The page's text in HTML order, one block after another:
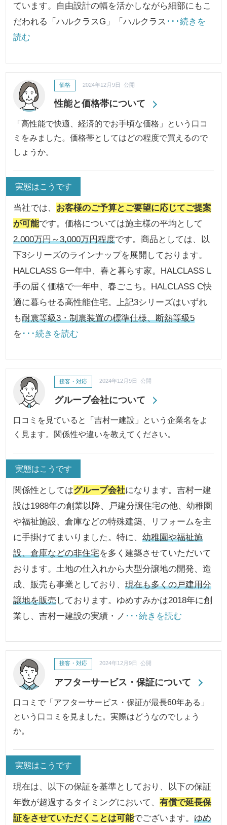
ています。自由設計の幅を活かしながら細部にもこ
だわれる「ハルクラスG」「ハルクラス ･･･続きを
読む
性能と価格帯について
価格 2024年12月9日 公開
「高性能で快適、経済的でお手頃な価格」という口コ
ミをみました。価格帯としてはどの程度で買えるので
しょうか。
実態はこうです
当社では、 お客様のご予算とご要望に応じてご提案
が可能です。価格については施主様の平均として
2,000万円～3,000万円程度です。商品としては、以
下3シリーズのラインナップを展開しております。
HALCLASS G一年中、春と暮らす家。HALCLASS L
手の届く価格で一年中、春ごこち。HALCLASS C快
適に暮らせる高性能住宅。上記3シリーズはいずれ
も耐震等級3・制震装置の標準仕様、断熱等級5
を ･･･続きを読む
グループ会社について
接客・対応 2024年12月9日 公開
口コミを見ていると「吉村一建設」という企業名をよ
く見ます。関係性や違いを教えてください。
実態はこうです
関係性としてはグループ会社になります。吉村一建
設は1988年の創業以降、戸建分譲住宅の他、幼稚園
や福祉施設、倉庫などの特殊建築、リフォームを主
に手掛けてまいりました。特に、幼稚園や福祉施
設、倉庫などの非住宅を多く建築させていただいて
おります。土地の仕入れから大型分譲地の開発、造
成、販売も事業としており、現在も多くの戸建用分
譲地を販売しております。ゆめすみかは2018年に創
業し、吉村一建設の実績・ノ ･･･続きを読む
アフターサービス・保証について
接客・対応 2024年12月9日 公開
口コミで「アフターサービス・保証が最長60年ある」
という口コミを見ました。実際はどうなのでしょう
か。
実態はこうです
現在は、以下の保証を基準としており、以下の保証
年数が超過するタイミングにおいて、有償で延長保
証をさせていただくことは可能でございます。ゆめ